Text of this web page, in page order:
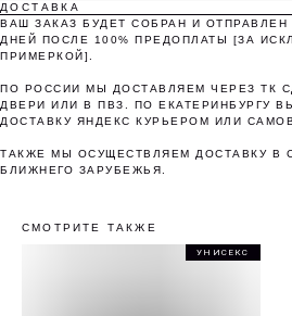
ДОСТАВКА
ВАШ ЗАКАЗ БУДЕТ СОБРАН И
ДНЕЙ ПОСЛЕ 100% ПРЕДОПЛАТЫ [ЗА
ПРИМЕРКОЙ].
ПО РОССИИ МЫ ДОСТАВЛЯЕМ ЧЕРЕЗ ТК
ДВЕРИ ИЛИ В ПВЗ. ПО ЕКАТЕРИНБУРГУ
ДОСТАВКУ ЯНДЕКС КУРЬЕРОМ ИЛИ
ТАКЖЕ МЫ ОСУЩЕСТВЛЯЕМ ДОСТАВКУ В
БЛИЖНЕГО ЗАРУБЕЖЬЯ.
СМОТРИТЕ ТАКЖЕ
УНИСЕКС
Как обычная